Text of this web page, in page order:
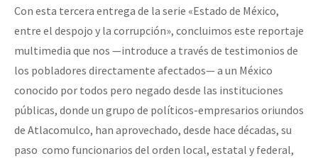
Con esta tercera entrega de la serie «Estado de México,
entre el despojo y la corrupción», concluimos este reportaje
multimedia que nos —introduce a través de testimonios de
los pobladores directamente afectados— a un México
conocido por todos pero negado desde las instituciones
públicas, donde un grupo de políticos-empresarios oriundos
de Atlacomulco, han aprovechado, desde hace décadas, su
paso como funcionarios del orden local, estatal y federal,